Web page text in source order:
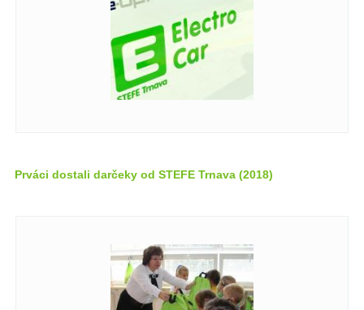
Prváci dostali darčeky od STEFE Trnava (2018)